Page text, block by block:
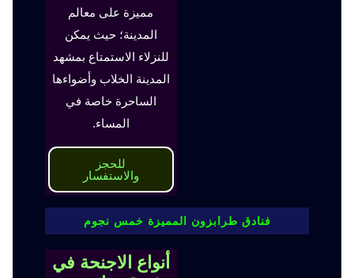
مميزة على معالم
المدينة؛ حيث يمكن
للنزلاء الاستمتاع بمشهد
المدينة الخلاب وأضواءها
الساحرة خاصة في
المساء.
للحجز
والاستفسار
فنادق طرابزون المميزة خمس نجوم
أنواع الاجنحة في